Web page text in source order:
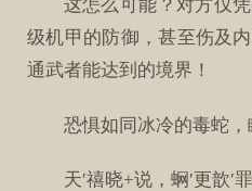
这怎么可能？对方仅
级机甲的防御，甚至伤及
通武者能达到的境界！
恐惧如同冰冷的毒蛇，
天′禧晓+说，蛧′更歆′